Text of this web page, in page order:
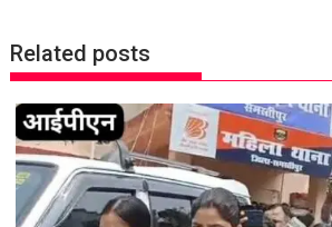
a
v
i
g
a
t
i
Related posts